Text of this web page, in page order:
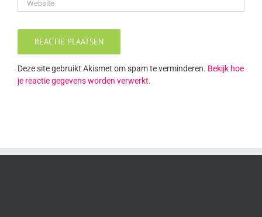
Deze site gebruikt Akismet om spam te verminderen. Bekijk hoe
je reactie gegevens worden verwerkt.